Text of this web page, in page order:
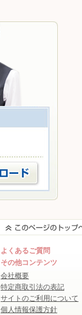
よくあるご質問
その他コンテンツ
会社概要
特定商取引法の表記
サイトのご利用について
個人情報保護方針